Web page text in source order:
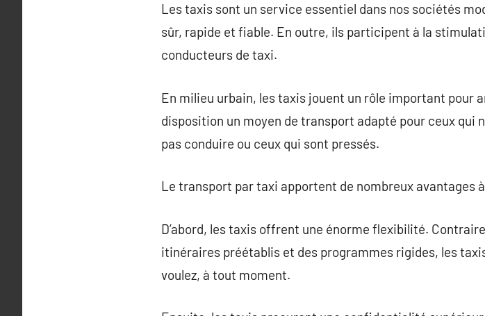
Les taxis sont un service essentiel dans nos sociétés
sûr, rapide et fiable. En outre, ils participent à la
conducteurs de taxi.
En milieu urbain, les taxis jouent un rôle important pour
disposition un moyen de transport adapté pour ceux qui
pas conduire ou ceux qui sont pressés.
Le transport par taxi apportent de nombreux avantages
D’abord, les taxis offrent une énorme flexibilité.
itinéraires préétablis et des programmes rigides, les
voulez, à tout moment.